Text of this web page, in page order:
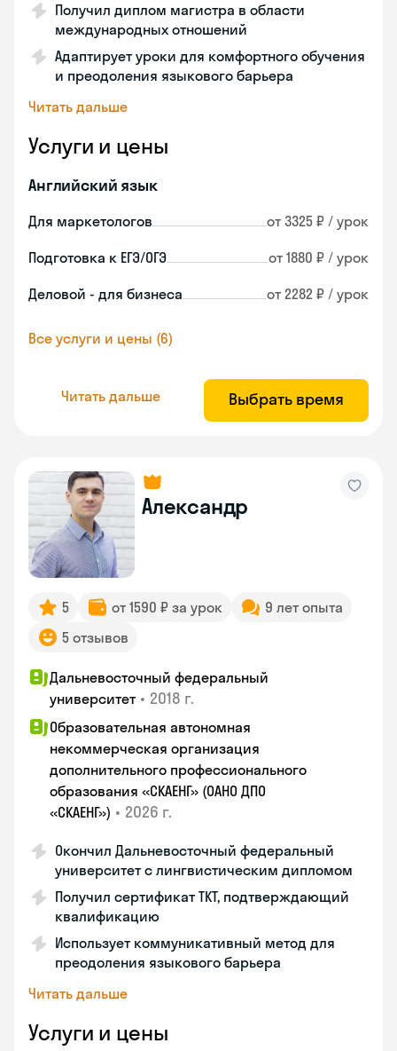
Получил диплом магистра в области
международных отношений
Адаптирует уроки для комфортного обучения
и преодоления языкового барьера
Читать дальше
Услуги и цены
Английский язык
Для маркетологов от 3325 ₽ / урок
Подготовка к ЕГЭ/ОГЭ от 1880 ₽ / урок
Деловой - для бизнеса от 2282 ₽ / урок
Все услуги и цены (6)
Читать дальше Выбрать время
Александр
5 от 1590 ₽ за урок
9 лет опыта
5 отзывов
Дальневосточный федеральный
университет • 2018 г.
Образовательная автономная
некоммерческая организация
дополнительного профессионального
образования «СКАЕНГ» (ОАНО ДПО
«СКАЕНГ») • 2026 г.
Окончил Дальневосточный федеральный
университет с лингвистическим дипломом
Получил сертификат TKT, подтверждающий
квалификацию
Использует коммуникативный метод для
преодоления языкового барьера
Читать дальше
Услуги и цены